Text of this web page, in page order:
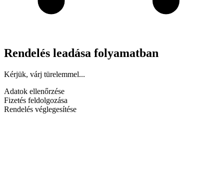
Rendelés leadása folyamatban
Kérjük, várj türelemmel...
Adatok ellenőrzése
Fizetés feldolgozása
Rendelés véglegesítése